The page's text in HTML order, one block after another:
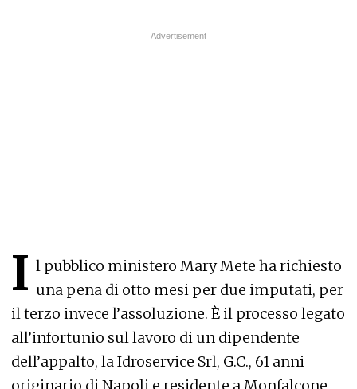
I l pubblico ministero Mary Mete ha richiesto
una pena di otto mesi per due imputati, per
il terzo invece l’assoluzione. È il processo legato
all’infortunio sul lavoro di un dipendente
dell’appalto, la Idroservice Srl, G.C., 61 anni